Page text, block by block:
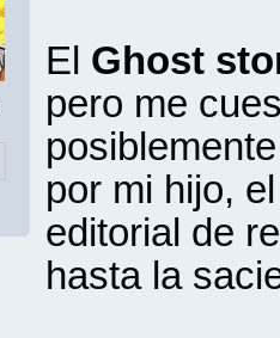
El Ghost
pero me
por mi hijo,
editorial de
hasta la